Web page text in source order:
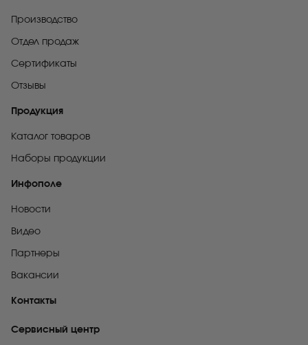
Производство
Отдел продаж
Сертификаты
Отзывы
Продукция
Каталог товаров
Наборы продукции
Инфополе
Новости
Видео
Партнеры
Вакансии
Контакты
Сервисный центр